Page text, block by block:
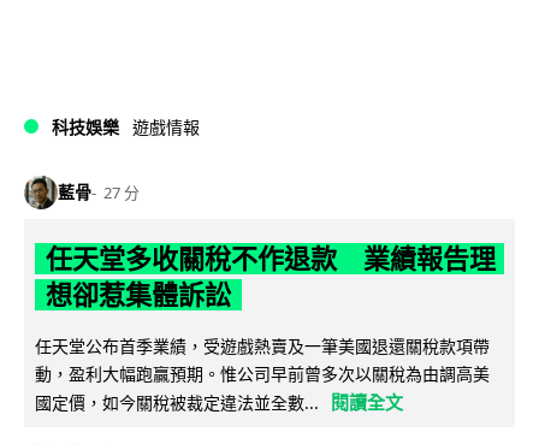
科技娛樂 遊戲情報
藍骨 27 分
任天堂多收關稅不作退款 業績報告理
想卻惹集體訴訟
任天堂公布首季業績，受遊戲熱賣及一筆美國退還關稅款項帶
動，盈利大幅跑贏預期。惟公司早前曾多次以關稅為由調高美
國定價，如今關稅被裁定違法並全數...
閱讀全文